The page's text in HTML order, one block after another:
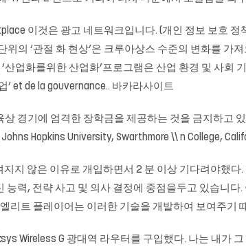
이것은 광고 네트워크입니다. (개인 정보 보호
의 ‘관절 화 현상’은 크루아상스 수준의 변화를 가
업화를위한 산업화’프로그램은 산업 환경 및 사회
’ et de la gouvernance.. 바카라사이트
경기에 엄격한 장학금을 제공하는 것을 금지하고
Hopkins University, Swarthmore \\ n College,
지 않은 이유로 개입하면서 2 분 이상 기다려야했다
력, 전략 사고 및 의사 결정에 중점을두고 있습니
리트 플레이어는 이러한 기술을 개발하여 보여주기
Wireless G 광대역 라우터를 구입했다. 나는 내가